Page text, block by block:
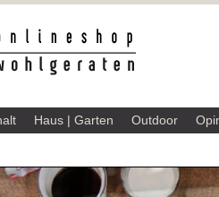
Haus | Garten Outdoor